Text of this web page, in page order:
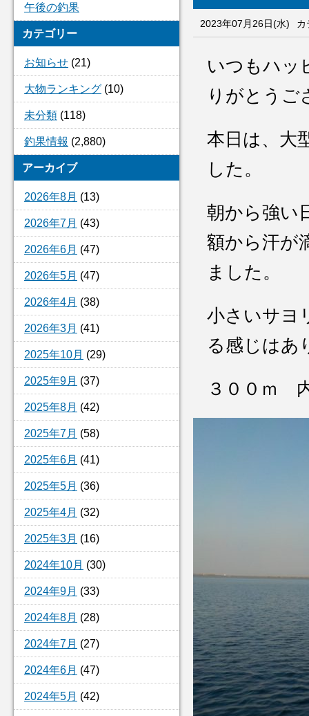
午後の釣果
カテゴリー
お知らせ (21)
大物ランキング (10)
未分類 (118)
釣果情報 (2,880)
アーカイブ
2026年8月 (13)
2026年7月 (43)
2026年6月 (47)
2026年5月 (47)
2026年4月 (38)
2026年3月 (41)
2025年10月 (29)
2025年9月 (37)
2025年8月 (42)
2025年7月 (58)
2025年6月 (41)
2025年5月 (36)
2025年4月 (32)
2025年3月 (16)
2024年10月 (30)
2024年9月 (33)
2024年8月 (28)
2024年7月 (27)
2024年6月 (47)
2024年5月 (42)
2023年07月26日(水) カ
いつもハッ
りがとうご
本日は、大
した。
朝から強い
額から汗が
ました。
小さいサヨ
る感じはあ
３００ｍ